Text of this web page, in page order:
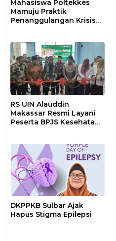
Mahasiswa Poltekkes
Mamuju Praktik
Penanggulangan Krisis
RS UIN Alauddin
Makassar Resmi Layani
Peserta BPJS Kesehatan,
Presiden
DKPPKB Sulbar Ajak
Hapus Stigma Epilepsi